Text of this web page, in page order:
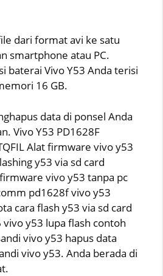
dari format avi ke satu
smartphone atau PC.
baterai Vivo Y53 Anda terisi
16 GB.
data di ponsel Anda
Vivo Y53 PD1628F
Alat firmware vivo y53
y53 via sd card
vivo y53 tanpa pc
pd1628f vivo y53
cara flash y53 via sd card
y53 lupa flash contoh
vivo y53 hapus data
vivo y53. Anda berada di